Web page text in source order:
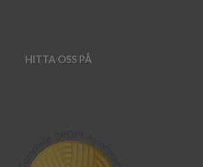
HITTA OSS PÅ